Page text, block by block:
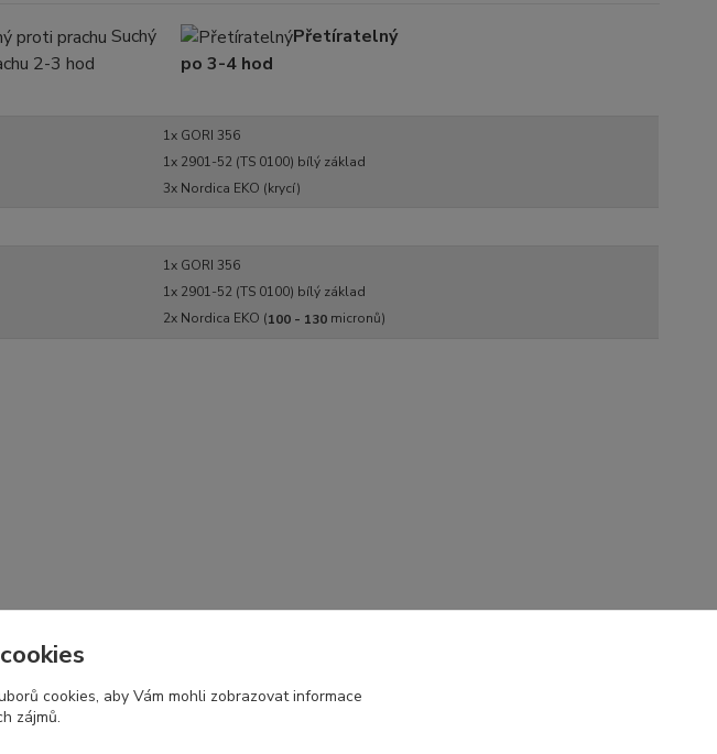
hodinách
12 - 15 m2/l
Airless ruční pistolí nebo automatickým zařízením
2x nástřik cca 100 - 130 micronů
Suchý
2-3 hod
Přetíratelný
po 3-4 hod
1x GORI 356
1x 2901-52 (TS 0100) bílý základ
3x Nordica EKO (krycí)
1x GORI 356
1x 2901-52 (TS 0100) bílý základ
2x Nordica EKO (100 - 130micronů)
cookies, aby Vám mohli zobrazovat informace
zájmů.